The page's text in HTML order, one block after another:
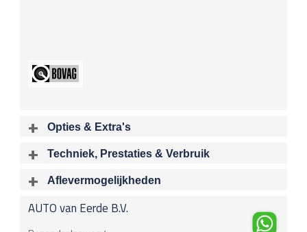
Opties & Extra's
Chroom delen exterieur
Airbag
Techniek, Prestaties & Verbruik
6 2979 cc
Vermogen
Aflevermogelijkheden
onderstaande
AUTO van Eerde B.V.